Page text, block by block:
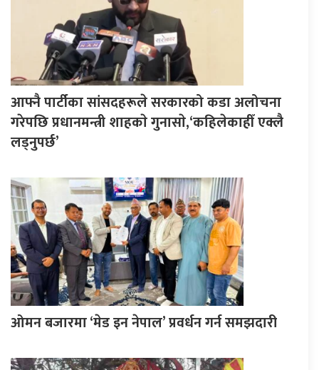
आफ्नै पार्टीका सांसदहरूले सरकारको कडा अलोचना
गरेपछि प्रधानमन्त्री शाहकाे गुनासाे,‘कहिलेकाहीँ एक्लै
लड्नुपर्छ’
ओमन बजारमा ‘मेड इन नेपाल’ प्रवर्धन गर्न समझदारी